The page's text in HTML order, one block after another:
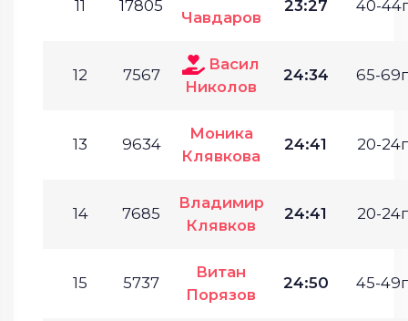
11 17805
Чавдаров
23:27 40-
12 7567
Васил
Николов
24:34 65-
13 9634
Моника
Клявкова
24:41 20-
14 7685
Владимир
Клявков
24:41 20-
15 5737
Витан
Порязов
24:50 45-